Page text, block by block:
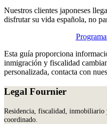
Nuestros clientes japoneses
disfrutar su vida española, no
Esta guía proporciona
inmigración y fiscalidad
personalizada, contacta con
Legal Fournier
Residencia, fiscalidad, inmobiliario
coordinado.